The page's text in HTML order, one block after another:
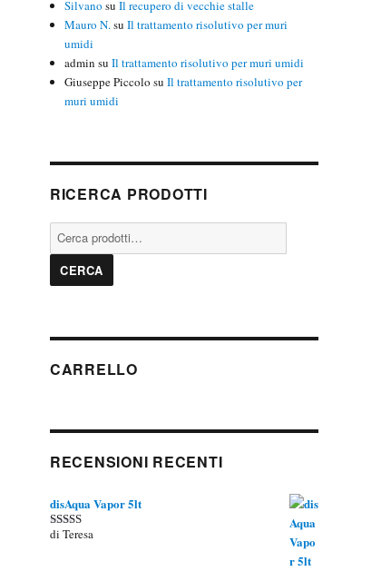
Silvano suIl recupero di vecchie stalle
Mauro N.suIl trattamento risolutivo per muri
umidi
admin suIl trattamento risolutivo per muri umidi
Giuseppe Piccolo suIl trattamento risolutivo per
muri umidi
RICERCA PRODOTTI
Cerca:
CERCA
CARRELLO
RECENSIONI RECENTI
disAqua Vapor 5lt
Valutato
di Teresa